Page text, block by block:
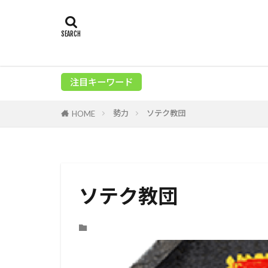
注目キーワード
HOME 勢力 ソテク教団
ソテク教団